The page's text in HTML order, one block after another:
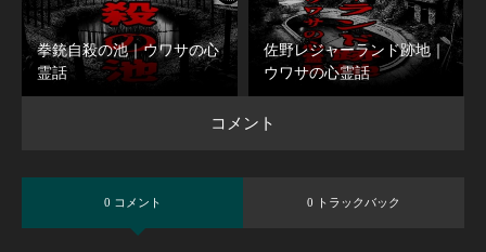
拳銃自殺の池｜ウワサの心
霊話
佐野レジャーランド跡地｜
ウワサの心霊話
コメント
0 コメント 0 トラックバック